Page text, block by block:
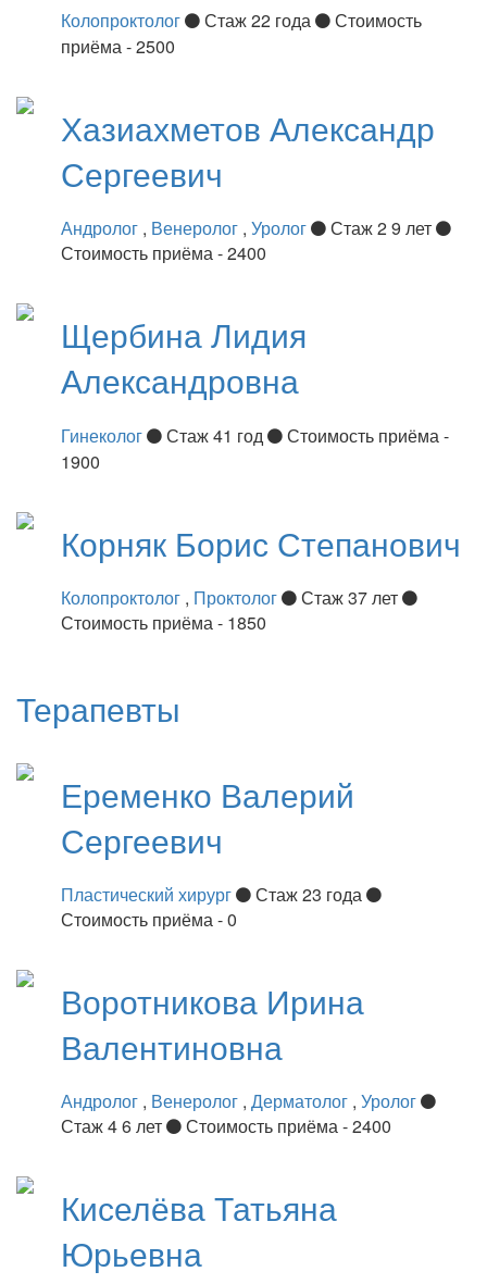
Колопроктолог Стаж 22 года
Стоимость
приёма - 2500
Хазиахметов Александр
Сергеевич
Андролог , Венеролог , Уролог
Стаж 2 9 лет
Стоимость приёма - 2400
ЩербинаЛидия
Александровна
Гинеколог Стаж 41 год
Стоимость приёма -
1900
Корняк Борис Степанович
Колопроктолог , Проктолог
Стаж 37 лет
Стоимость приёма - 1850
Терапевты
Еременко Валерий
Сергеевич
Пластический хирург
Стаж 23 года
Стоимость приёма - 0
Воротникова Ирина
Валентиновна
Андролог , Венеролог , Дерматолог , Уролог
Стаж 4 6 лет
Стоимость приёма - 2400
КиселёваТатьяна
Юрьевна